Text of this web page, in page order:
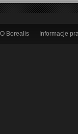
O Borealis Informacje